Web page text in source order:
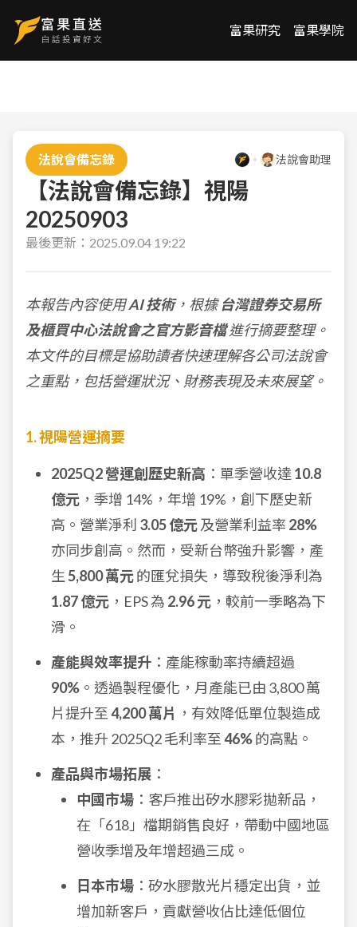
富果研究 富果學院
法說會備忘錄 法說會助理
【法說會備忘錄】視陽
20250903
最後更新： 2025.09.04 19:22
本報告內容使用AI 技術，根據台灣證券交易所
及櫃買中心法說會之官方影音檔進行摘要整理。
本文件的目標是協助讀者快速理解各公司法說會
之重點，包括營運狀況、財務表現及未來展望。
1. 視陽營運摘要
2025Q2 營運創歷史新高 ：單季營收達 10.8
億元 ，季增 14%，年增 19%，創下歷史新
高。營業淨利 3.05 億元及營業利益率 28%
亦同步創高。然而，受新台幣強升影響，產
生5,800 萬元的匯兌損失，導致稅後淨利為
1.87 億元 ，EPS 為 2.96 元 ，較前一季略為下
滑。
產能與效率提升 ：產能稼動率持續超過
90% 。透過製程優化，月產能已由 3,800 萬
片提升至 4,200 萬片 ，有效降低單位製造成
本，推升 2025Q2 毛利率至 46%的高點。
產品與市場拓展 ：
中國市場 ：客戶推出矽水膠彩拋新品，
在「618」檔期銷售良好，帶動中國地區
營收季增及年增超過三成。
日本市場 ：矽水膠散光片穩定出貨，並
增加新客戶，貢獻營收佔比達低個位